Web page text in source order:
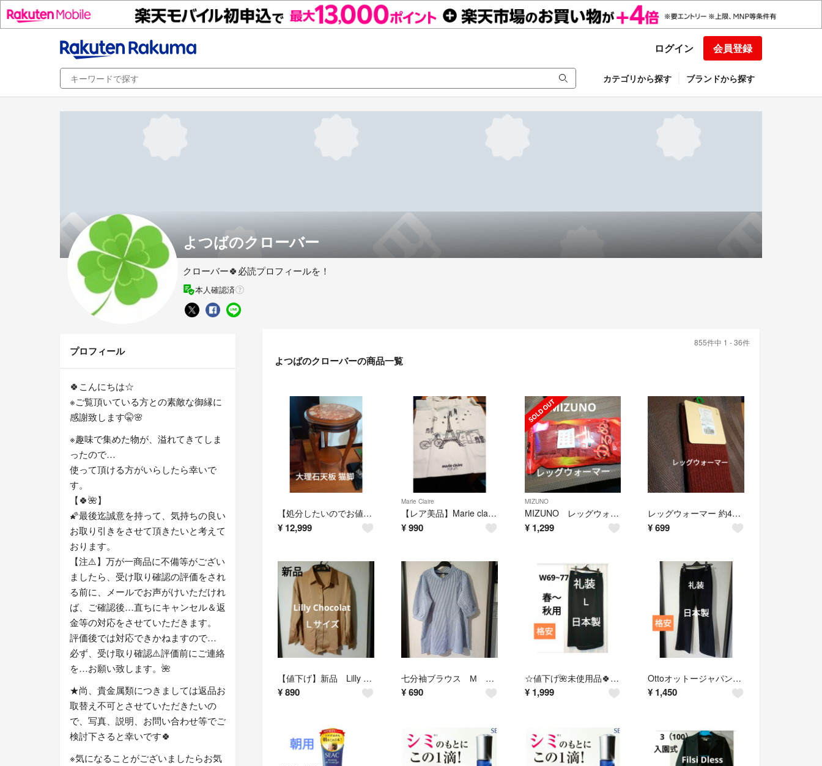
ログイン 会員登録
カテゴリから探す ブランドから探す
よつばのクローバー
クローバー🍀必読プロフィールを！
本人確認済
855件中 1 - 36件
よつばのクローバーの商品一覧
【処分したいのでお値下いたしました】大理石天板 猫脚アンティーク サイドテーブル 花台🌺
¥ 12,999
Marie Claire
【レア美品】Marie claire ★エッフェル塔柄★トートバッグ
¥990
MIZUNO
MIZUNO レッグウォーマー 「ブレスサーモ」@2,200※冷房対策にに
¥ 1,299
レッグウォーマー 約40cm 毛混 @1,000 夏だからこそ冷房対策に！
¥699
【値下げ】新品 Lilly Chocolatのベージュカラーのブラウス、Ｌサイズ レディース🌹即購入可能
¥890
七分袖ブラウス М 綿＝58％
¥690
☆値下げ🌺未使用品🍀礼服/喪服スカート春〜秋適応Ｌサイズ日本製@9,800
¥ 1,999
Ottoオットージャパン 冠婚葬祭 М 黒色スラックス日本製@7,800
¥ 1,450
プロフィール
🍀こんにちは☆
※ご覧頂いている方との素敵な御縁に
感謝致します🤫🌸
※趣味で集めた物が、溢れてきてしま
ったので…
使って頂ける方がいらしたら幸いで
す。
【🍀🌺】
🌠最後迄誠意を持って、気持ちの良い
お取り引きをさせて頂きたいと考えて
おります。
【注⚠️】万が一商品に不備等がござい
ましたら、受け取り確認の評価をされ
る前に、メールでお声がけいただけれ
ば、ご確認後…直ちにキャンセル＆返
金等の対応をさせていただきます。
評価後では対応できかねますので…
必ず、受け取り確認⚠️評価前にご連絡
を…お願い致します。🌺
★尚、貴金属類につきましては返品お
取替え不可とさせていただきたいの
で、写真、説明、お問い合わせ等でご
検討下さると幸いです🍀
※気になることがございましたらお気